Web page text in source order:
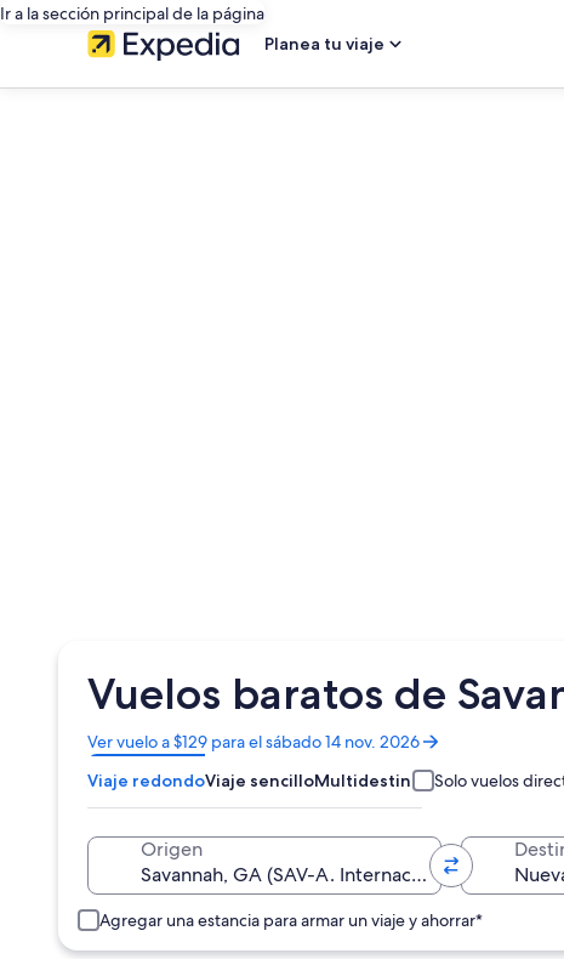
Ir a la sección principal de la página
Planea tu viaje
Vuelos baratos de
Ver vuelo a $129 para el sábado 14 nov. 2026
Se
abrirá
en
una
ventana
Viaje redondoViaje sencilloMultidestino Solo vuelos
Origen
Agregar una estancia para armar un viaje y ahorrar*